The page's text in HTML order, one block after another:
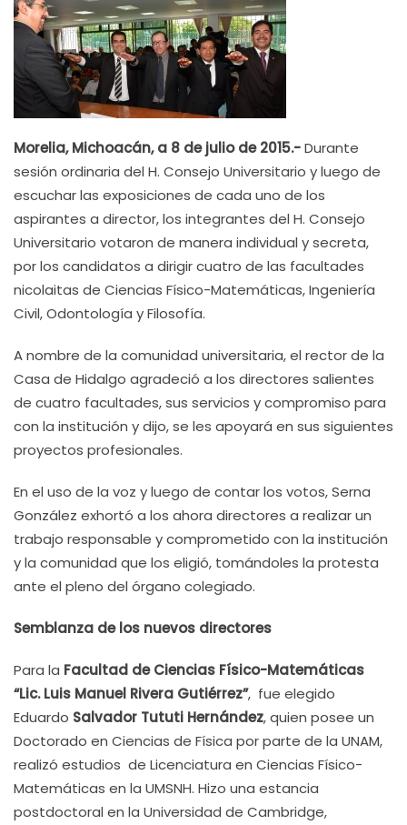
Morelia, Michoacán, a 8 de julio de 2015.-Durante
sesión ordinaria del H. Consejo Universitario y luego de
escuchar las exposiciones de cada uno de los
aspirantes a director, los integrantes del H. Consejo
Universitario votaron de manera individual y secreta,
por los candidatos a dirigir cuatro de las facultades
nicolaitas de Ciencias Físico-Matemáticas, Ingeniería
Civil, Odontología y Filosofía.
A nombre de la comunidad universitaria, el rector de la
Casa de Hidalgo agradeció a los directores salientes
de cuatro facultades, sus servicios y compromiso para
con la institución y dijo, se les apoyará en sus siguientes
proyectos profesionales.
En el uso de la voz y luego de contar los votos, Serna
González exhortó a los ahora directores a realizar un
trabajo responsable y comprometido con la institución
y la comunidad que los eligió, tomándoles la protesta
ante el pleno del órgano colegiado.
Semblanza de los nuevos directores
Para la Facultad de Ciencias Físico-Matemáticas
“Lic. Luis Manuel Rivera Gutiérrez”, fue elegido
Eduardo Salvador Tututi Hernández, quien posee un
Doctorado en Ciencias de Física por parte de la UNAM,
realizó estudios de Licenciatura en Ciencias Físico-
Matemáticas en la UMSNH. Hizo una estancia
postdoctoral en la Universidad de Cambridge,